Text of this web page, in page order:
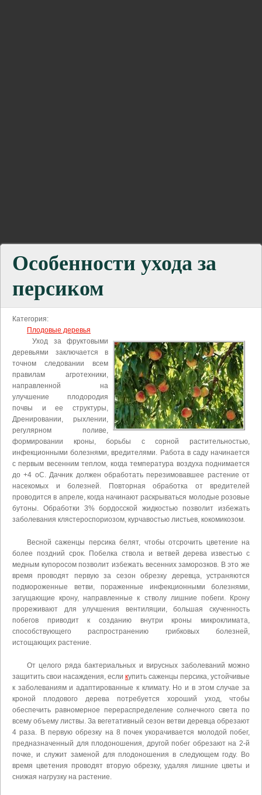
Особенности ухода за
персиком
Категория:
Плодовые деревья
Уход за фруктовыми
деревьями заключается в
точном следовании всем
правилам агротехники,
направленной на
улучшение плодородия
почвы и ее структуры,
Дренировании, рыхлении,
регулярном поливе,
формировании кроны, борьбы с сорной растительностью,
инфекционными болезнями, вредителями. Работа в саду начинается
с первым весенним теплом, когда температура воздуха поднимается
до +4 оС. Дачник должен обработать перезимовавшее растение от
насекомых и болезней. Повторная обработка от вредителей
проводится в апреле, когда начинают раскрываться молодые розовые
бутоны. Обработки 3% бордосской жидкостью позволит избежать
заболевания клястероспориозом, курчавостью листьев, кокомикозом.
Весной саженцы персика белят, чтобы отсрочить цветение на
более поздний срок. Побелка ствола и ветвей дерева известью с
медным купоросом позволит избежать весенних заморозков. В это же
время проводят первую за сезон обрезку деревца, устраняются
подмороженные ветви, пораженные инфекционными болезнями,
загущающие крону, направленные к стволу лишние побеги. Крону
прореживают для улучшения вентиляции, большая скученность
побегов приводит к созданию внутри кроны микроклимата,
способствующего распространению грибковых болезней,
истощающих растение.
От целого ряда бактериальных и вирусных заболеваний можно
защитить свои насаждения, если купить саженцы персика, устойчивые
к заболеваниям и адаптированные к климату. Но и в этом случае за
кроной плодового дерева потребуется хороший уход, чтобы
обеспечить равномерное перераспределение солнечного света по
всему объему листвы. За вегетативный сезон ветви деревца обрезают
4 раза. В первую обрезку на 8 почек укорачивается молодой побег,
предназначенный для плодоношения, другой побег обрезают на 2-й
почке, и служит заменой для плодоношения в следующем году. Во
время цветения проводят вторую обрезку, удаляя лишние цветы и
снижая нагрузку на растение.